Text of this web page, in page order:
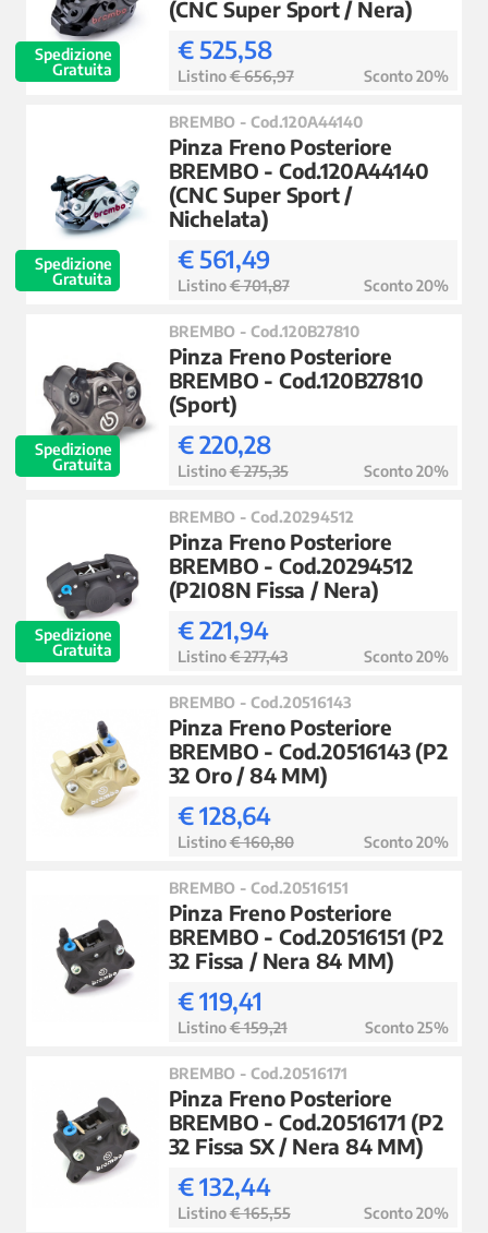
Spedizione
Gratuita
(CNC Super Sport / Nera)
€ 525,58
Listino€ 656,97 Sconto 20%
Spedizione
Gratuita
BREMBO - Cod.120A44140
Pinza Freno Posteriore
BREMBO - Cod.120A44140
(CNC Super Sport /
Nichelata)
€ 561,49
Listino€ 701,87 Sconto 20%
Spedizione
Gratuita
BREMBO - Cod.120B27810
Pinza Freno Posteriore
BREMBO - Cod.120B27810
(Sport)
€ 220,28
Listino€ 275,35 Sconto 20%
Spedizione
Gratuita
BREMBO - Cod.20294512
Pinza Freno Posteriore
BREMBO - Cod.20294512
(P2I08N Fissa / Nera)
€ 221,94
Listino€ 277,43 Sconto 20%
BREMBO - Cod.20516143
Pinza Freno Posteriore
BREMBO - Cod.20516143 (P2
32 Oro / 84 MM)
€ 128,64
Listino€ 160,80 Sconto 20%
BREMBO - Cod.20516151
Pinza Freno Posteriore
BREMBO - Cod.20516151 (P2
32 Fissa / Nera 84 MM)
€ 119,41
Listino€ 159,21 Sconto 25%
BREMBO - Cod.20516171
Pinza Freno Posteriore
BREMBO - Cod.20516171 (P2
32 Fissa SX / Nera 84 MM)
€ 132,44
Listino€ 165,55 Sconto 20%